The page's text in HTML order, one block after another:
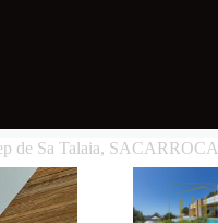
de Sa Talaia, SACARROCA